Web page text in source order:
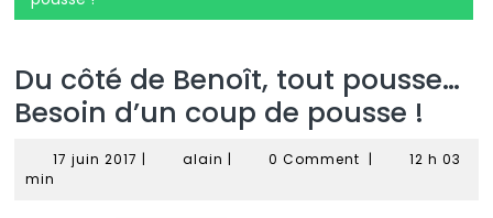
Du côté de Benoît, tout pousse…
Besoin d’un coup de pousse !
17 juin 2017 17| alain alain
| 0 Comment |
12 h 03
min